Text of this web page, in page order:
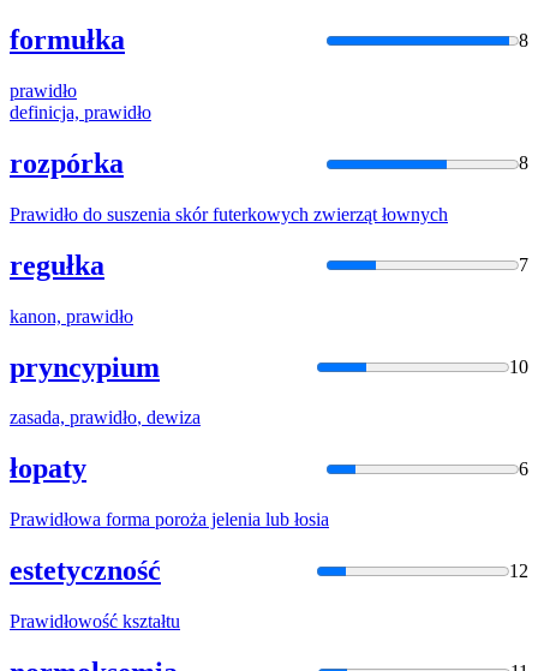
formułka 8
prawidło
definicja, prawidło
rozpórka 8
Prawidło do suszenia skór futerkowych zwierząt łownych
regułka 7
kanon, prawidło
pryncypium 10
zasada, prawidło, dewiza
łopaty 6
Prawidłowa forma poroża jelenia lub łosia
estetyczność 12
Prawidłowość kształtu